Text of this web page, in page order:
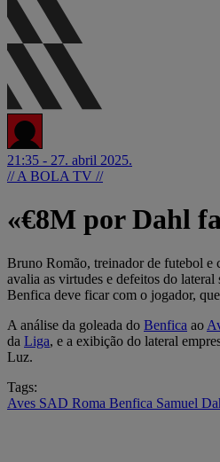
21:35 - 27. abril 2025.
// A BOLA TV //
«€8M por Dahl
Bruno Romão, treinador de futebol
avalia as virtudes e defeitos do
Benfica deve ficar com o jogador,
A análise da goleada do Benfica ao
da Liga, e a exibição do lateral
Luz.
Tags:
Aves SAD Roma Benfica Samuel